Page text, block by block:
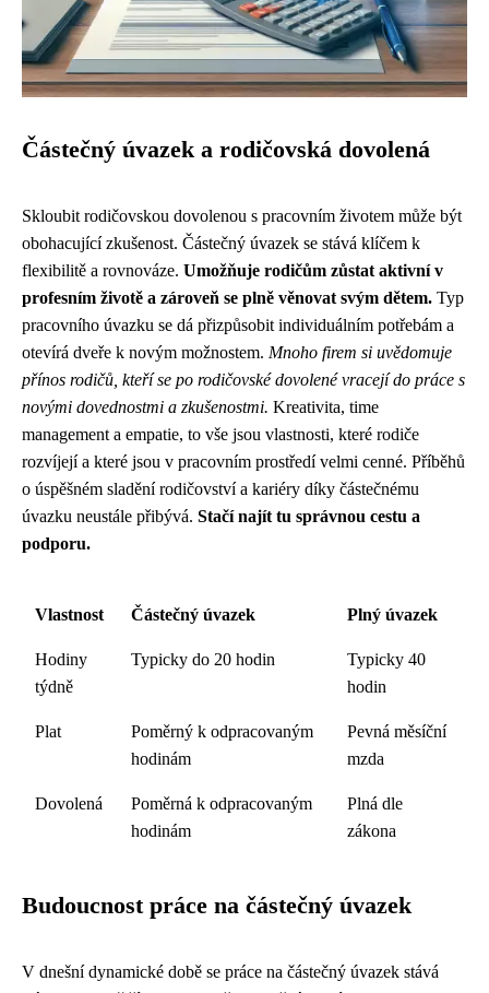
Částečný úvazek a rodičovská dovolená
Skloubit rodičovskou dovolenou s pracovním životem může být
obohacující zkušenost. Částečný úvazek se stává klíčem k
flexibilitě a rovnováze. Umožňuje rodičům zůstat aktivní v
profesním životě a zároveň se plně věnovat svým dětem. Typ
pracovního úvazku se dá přizpůsobit individuálním potřebám a
otevírá dveře k novým možnostem. Mnoho firem si uvědomuje
přínos rodičů, kteří se po rodičovské dovolené vracejí do práce s
novými dovednostmi a zkušenostmi. Kreativita, time
management a empatie, to vše jsou vlastnosti, které rodiče
rozvíjejí a které jsou v pracovním prostředí velmi cenné. Příběhů
o úspěšném sladění rodičovství a kariéry díky částečnému
úvazku neustále přibývá. Stačí najít tu správnou cestu a
podporu.
Vlastnost Částečný úvazek Plný úvazek
Hodiny
týdně
Typicky do 20 hodin
Typicky 40
hodin
Plat
Poměrný k odpracovaným
hodinám
Pevná měsíční
mzda
Dovolená
Poměrná k odpracovaným
hodinám
Plná dle
zákona
Budoucnost práce na částečný úvazek
V dnešní dynamické době se práce na částečný úvazek stává